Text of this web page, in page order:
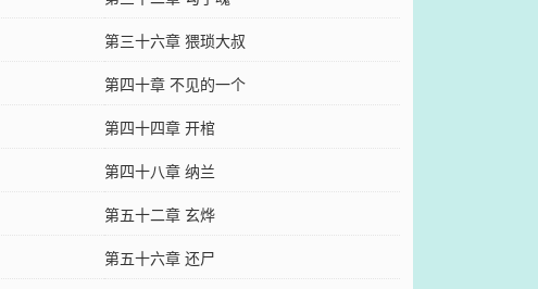
第三十六章 猥琐大叔
第四十章 不见的一个
第四十四章 开棺
第四十八章 纳兰
第五十二章 玄烨
第五十六章 还尸